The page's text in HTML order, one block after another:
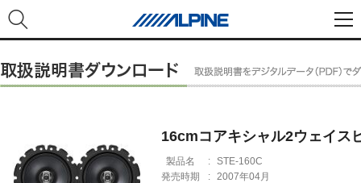
16cmコアキシャル2ウェイス
製品名 : STE-160C
発売時期
: 2007年04月